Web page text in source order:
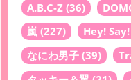
A.B.C-Z (36)
嵐 (227) Hey!
なにわ男子 (39)